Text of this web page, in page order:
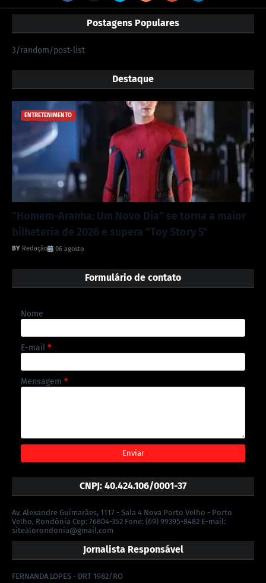
Postagens Populares
3/random/post-list
Destaque
ENTRETENIMENTO
"Homem-Aranha: Um Novo Dia" se torna a maior
bilheteria de 2026 e supera "Toy Story 5"
Redação 06 agosto
Formulário de contato
Nome
E-mail *
Mensagem *
CNPJ: 40.424.106/0001-37
Av. Alexandre Guimarães, 1117 - Sala 4 Nova Porto Velho - Porto
Velho, Rondônia Cep: 76804-352 Fone: (69) 99395-8482 E-mail:
sitealorondonia@gmail.com
Jornalista Responsável
FERNANDA LOPES - DRT 1982/RO